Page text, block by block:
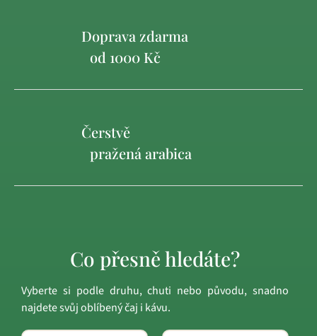
Doprava zdarma
od 1000 Kč
Čerstvě
pražená arabica
Co přesně hledáte?
Vyberte si podle druhu, chuti nebo původu, snadno
najdete svůj oblíbený čaj i kávu.